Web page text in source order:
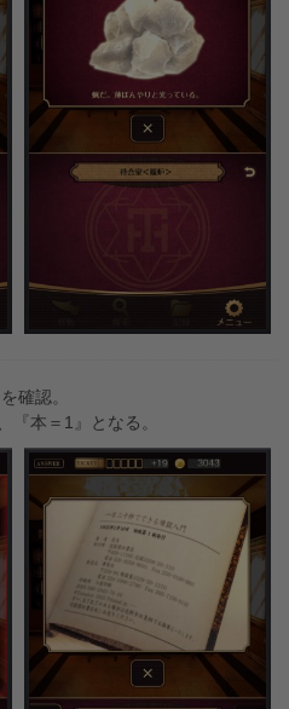
確認。
『本＝1』となる。